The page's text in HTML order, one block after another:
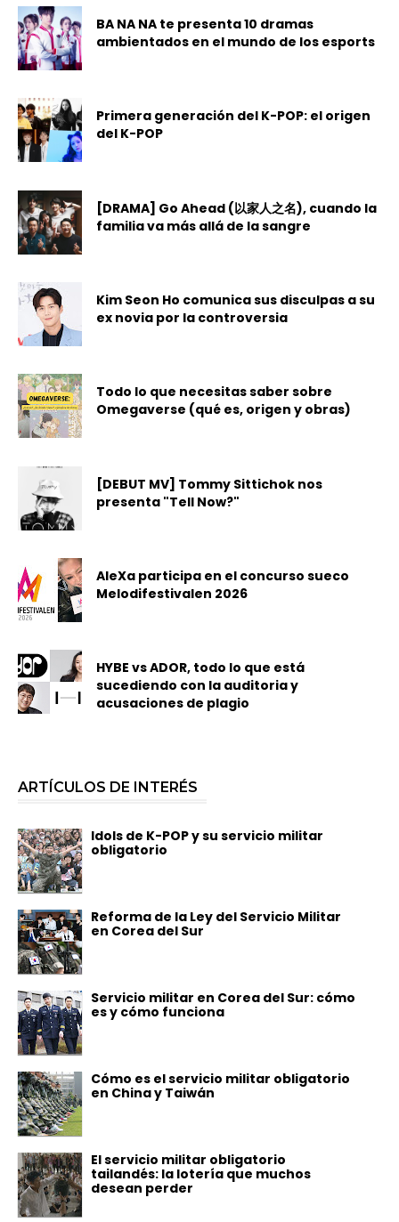
BA NA NA te presenta 10 dramas
ambientados en el mundo de los esports
Primera generación del K-POP: el origen
del K-POP
[DRAMA] Go Ahead (以家人之名), cuando la
familia va más allá de la sangre
Kim Seon Ho comunica sus disculpas a su
ex novia por la controversia
Todo lo que necesitas saber sobre
Omegaverse (qué es, origen y obras)
[DEBUT MV] Tommy Sittichok nos
presenta "Tell Now?"
AleXa participa en el concurso sueco
Melodifestivalen 2026
HYBE vs ADOR, todo lo que está
sucediendo con la auditoria y
acusaciones de plagio
ARTÍCULOS DE INTERÉS
Idols de K-POP y su servicio militar
obligatorio
Reforma de la Ley del Servicio Militar
en Corea del Sur
Servicio militar en Corea del Sur: cómo
es y cómo funciona
Cómo es el servicio militar obligatorio
en China y Taiwán
El servicio militar obligatorio
tailandés: la lotería que muchos
desean perder